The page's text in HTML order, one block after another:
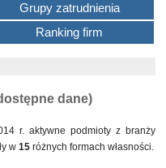
Grupy zatrudnienia
Ranking firm
dane)
r. aktywne podmioty z branży
w 15 różnych formach własności.